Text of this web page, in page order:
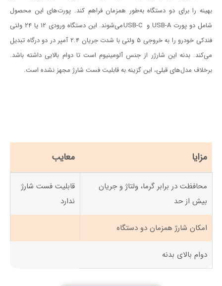
بهینه را برای دو دستگاه به‌طور همزمان فراهم کند. پورت‌های این محصول
شامل دو پورت USB-A و USB-Cمی‌شوند. این دستگاه ورودی ۱۲ یا ۲۴ ولتی
فندکی خودرو را به خروجی ۵ ولتی با شدت جریان ۲.۴ آمپر در دو درگاه تبدیل
می‌کند. بدنه این شارژر از جنس آلومینیوم است تا دوام بالایی داشته باشد.
برخلاف مدل‌های قبلی، این گزینه به قابلیت فست شارژ مجهز نشده است.
مزایا معایب
محافظت در برابر گرما، ولتاژ و جریان
بیش از حد
قابلیت فست شارژ
ندارد
امکان شارژ همزمان دو دستگاه
دوام بالای بدنه